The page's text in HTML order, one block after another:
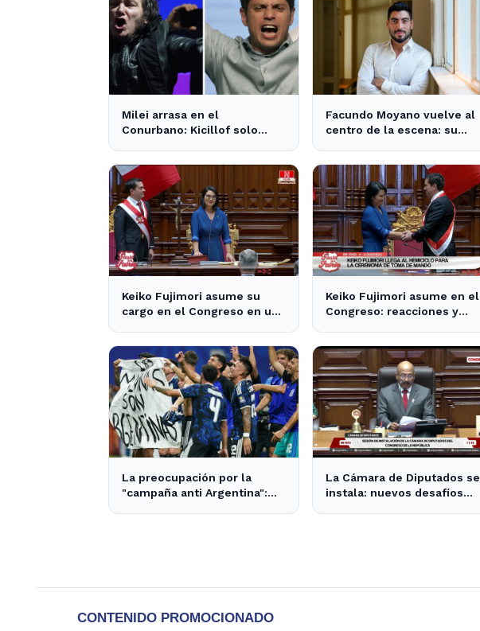
Milei arrasa en el
Conurbano: Kicillof solo
Facundo Moyano vuelve al
centro de la escena: su
Keiko Fujimori asume su
cargo en el Congreso en un
Keiko Fujimori asume en el
Congreso: reacciones y
La preocupación por la
"campaña anti Argentina":
La Cámara de Diputados se
instala: nuevos desafíos